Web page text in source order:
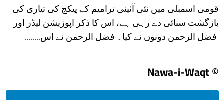
قومی اسمبلی میں نئی آئینی ترامیم کے پیکج کی تیاری کی
بازگشت سنائی دے رہی ہے، اس کا ذکر اپوزیشن لیڈر اور
فضل الرحمن دونوں نے کیا۔ فضل الرحمن نے اس........
© Nawa-i-Waqt